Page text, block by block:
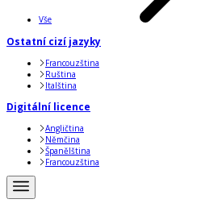
Vše
Ostatní cizí jazyky
Francouzština
Ruština
Italština
Digitální licence
Angličtina
Němčina
Španělština
Francouzština